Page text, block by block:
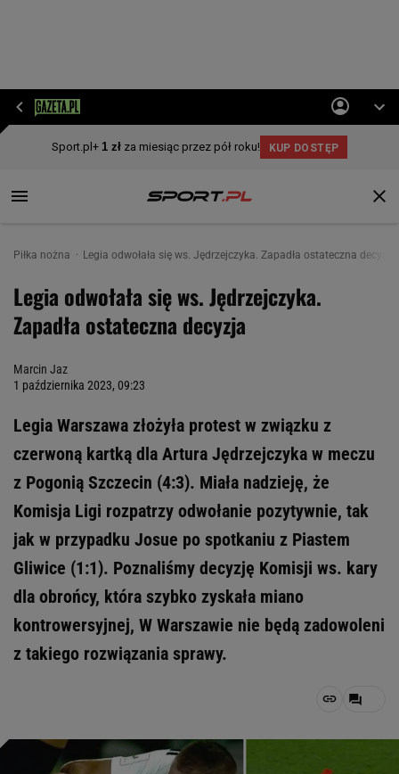
Piłka nożna Legia odwołała się ws. Jędrzejczyka. Zapadła ostateczna decyzja
Legia odwołała się ws. Jędrzejczyka.
Zapadła ostateczna decyzja
Marcin Jaz
1 października 2023, 09:23
Legia Warszawa złożyła protest w związku z
czerwoną kartką dla Artura Jędrzejczyka w meczu
z Pogonią Szczecin (4:3). Miała nadzieję, że
Komisja Ligi rozpatrzy odwołanie pozytywnie, tak
jak w przypadku Josue po spotkaniu z Piastem
Gliwice (1:1). Poznaliśmy decyzję Komisji ws. kary
dla obrońcy, która szybko zyskała miano
kontrowersyjnej, W Warszawie nie będą zadowoleni
z takiego rozwiązania sprawy.